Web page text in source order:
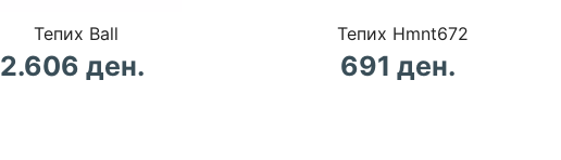
Тепих Ball
2.606 ден.
Тепих Hmnt672
691 ден.